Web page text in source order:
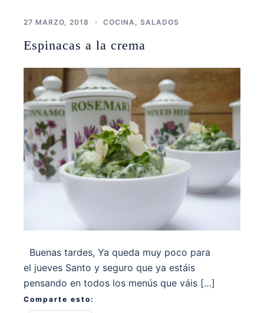
27 MARZO, 2018 COCINA SALADOS
Espinacas a la crema
Buenas tardes, Ya queda muy poco para
el jueves Santo y seguro que ya estáis
pensando en todos los menús que váis […]
Comparte esto: